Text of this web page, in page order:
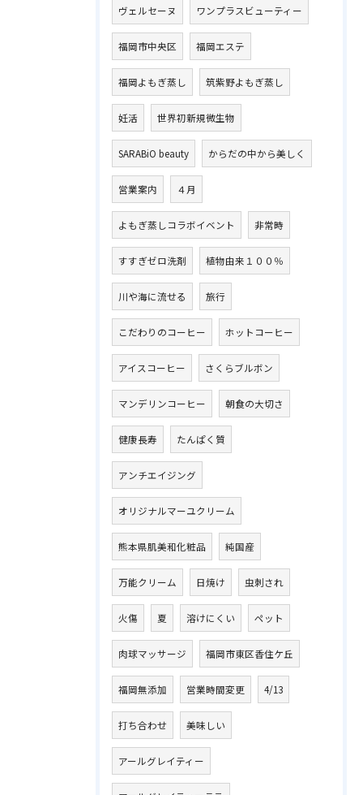
ヴェルセーヌ ワンプラスビューティー
福岡市中央区 福岡エステ
福岡よもぎ蒸し 筑紫野よもぎ蒸し
妊活 世界初新規微生物
SARABiO beauty からだの中から美しく
営業案内 ４月
よもぎ蒸しコラボイベント 非常時
すすぎゼロ洗剤 植物由来１００％
川や海に流せる 旅行
こだわりのコーヒー ホットコーヒー
アイスコーヒー さくらブルボン
マンデリンコーヒー 朝食の大切さ
健康長寿 たんぱく質
アンチエイジング
オリジナルマーユクリーム
熊本県肌美和化粧品 純国産
万能クリーム 日焼け 虫刺され
火傷 夏 溶けにくい ペット
肉球マッサージ 福岡市東区香住ケ丘
福岡無添加 営業時間変更 4/13
打ち合わせ 美味しい
アールグレイティー